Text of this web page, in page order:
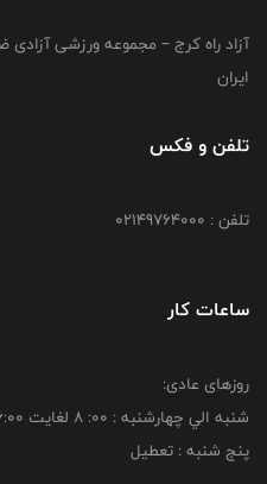
آزاد راه کرج – مجموعه ورزشی
ایران
تلفن و فکس
تلفن : 02149764000
ساعات کار
روزهای عادی:
شنبه الي چهارشنبه : 00: 8 لغايت 16:00
پنج شنبه : تعطیل